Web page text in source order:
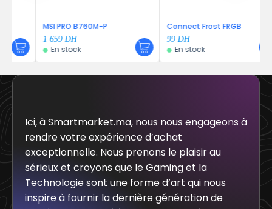
MSI PRO B760M-P
1 659DH
En stock
Connect Frost FRGB
99 DH
En stock
Ici, à Smartmarket.ma, nous nous engageons à
rendre votre expérience d’achat
exceptionnelle. Nous prenons le plaisir au
sérieux et croyons que le Gaming et la
Technologie sont une forme d’art qui nous
inspire à fournir la dernière génération de